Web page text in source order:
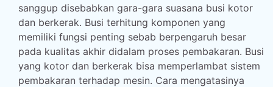
sanggup disebabkan gara-gara suasana busi kotor
dan berkerak. Busi terhitung komponen yang
memiliki fungsi penting sebab berpengaruh besar
pada kualitas akhir didalam proses pembakaran. Busi
yang kotor dan berkerak bisa memperlambat sistem
pembakaran terhadap mesin. Cara mengatasinya